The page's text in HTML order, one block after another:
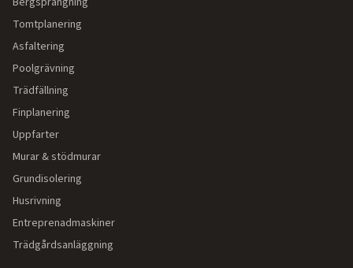
Tomtplanering
Asfaltering
Poolgrävning
Trädfällning
Finplanering
Uppfarter
Murar & stödmurar
Grundisolering
Husrivning
Entreprenadmaskiner
Trädgårdsanläggning